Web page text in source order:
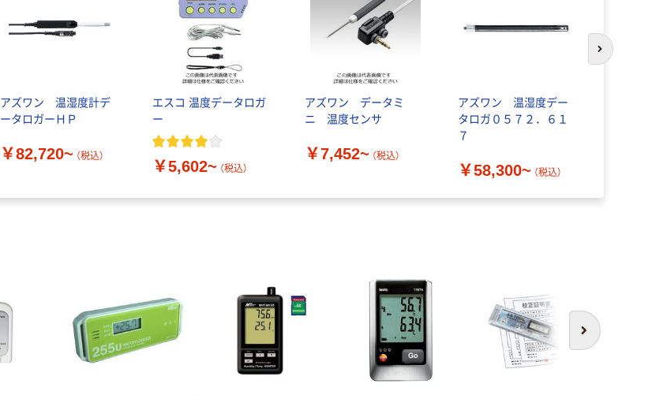
アズワン 温湿度計デ
ータロガーＨＰ
￥82,720~ （税込）
エスコ 温度データロガ
ー
￥5,602~ （税込）
アズワン データミ
ニ 温度センサ
￥7,452~ （税込）
アズワン 温湿度デー
タロガ０５７２．６１
７
￥58,300~ （税込）
次のスライド
次へ